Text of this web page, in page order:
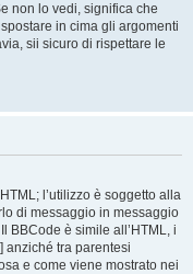
non lo vedi, significa che
in cima gli argomenti
sii sicuro di rispettare le
l’utilizzo è soggetto alla
di messaggio in messaggio
BBCode è simile all’HTML, i
anziché tra parentesi
e come viene mostrato nei